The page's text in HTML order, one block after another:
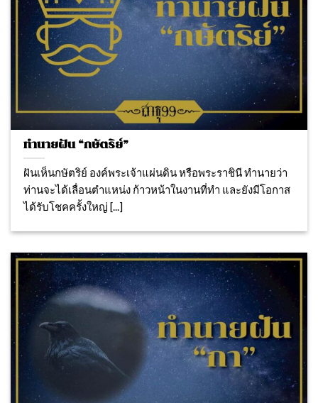
ทำนายฝัน “กษัตริย์”
ฝันเห็นกษัตริย์ องค์พระเจ้าแผ่นดิน หรือพระราชินี ทํานายว่า
ท่านจะได้เลื่อนตําแหน่ง ก้าวหน้าในงานที่ทำ และยังมีโอกาส
ได้รับโชคครั้งใหญ่ [...]